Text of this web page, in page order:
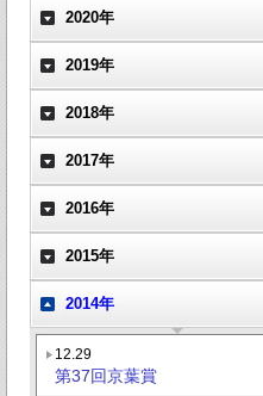
2020年
2019年
2018年
2017年
2016年
2015年
2014年
12.29
第37回京葉賞